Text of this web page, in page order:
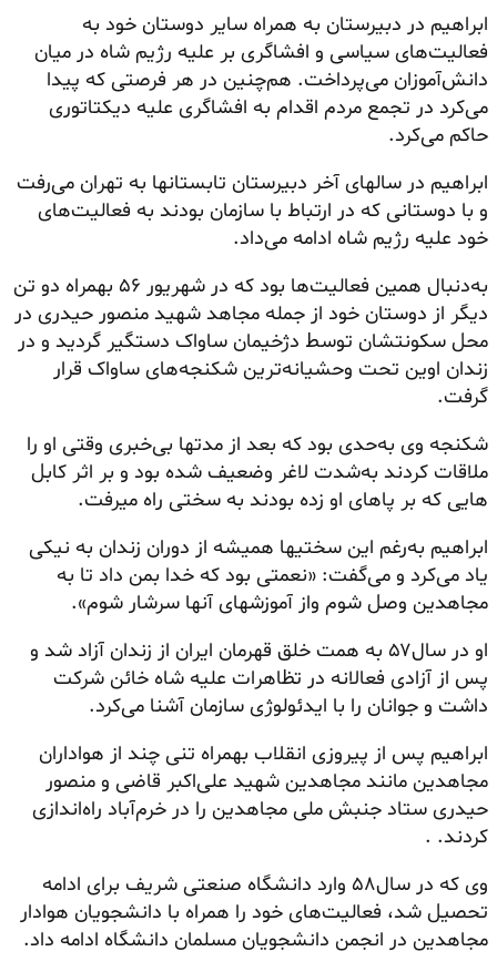
ابراهیم در دبیرستان به همراه سایر دوستان خود به
فعالیت‌های سیاسی و افشاگری بر علیه رژیم شاه در میان
دانش‌آموزان می‌پرداخت. هم‌چنین در هر فرصتی که پیدا
می‌کرد در تجمع مردم اقدام به افشاگری علیه دیکتاتوری
حاکم می‌کرد.
ابراهیم در سالهای آخر دبیرستان تابستانها به تهران می‌رفت
و با دوستانی که در ارتباط با سازمان بودند به فعالیت‌های
خود علیه رژیم شاه ادامه می‌داد.
به‌دنبال همین فعالیت‌ها بود که در شهریور ۵۶ بهمراه دو تن
دیگر از دوستان خود از جمله مجاهد شهید منصور حیدری در
محل سکونتشان توسط دژخیمان ساواک دستگیر گردید و در
زندان اوین تحت وحشیانه‌ترین شکنجه‌های ساواک قرار
گرفت.
شکنجه وی به‌حدی بود که بعد از مدتها بی‌خبری وقتی او را
ملاقات کردند به‌شدت لاغر وضعیف شده بود و بر اثر کابل
هایی که بر پاهای او زده بودند به سختی راه میرفت.
ابراهیم به‌رغم این سختیها همیشه از دوران زندان به نیکی
یاد می‌کرد و می‌گفت: «نعمتی بود که خدا بمن داد تا به
مجاهدین وصل شوم واز آموزشهای آنها سرشار شوم».
او در سال۵۷ به همت خلق قهرمان ایران از زندان آزاد شد و
پس از آزادی فعالانه در تظاهرات علیه شاه خائن شرکت
داشت و جوانان را با ایدئولوژی سازمان آشنا می‌کرد.
ابراهیم پس از پیروزی انقلاب بهمراه تنی چند از هواداران
مجاهدین مانند مجاهدین شهید علی‌اکبر قاضی و منصور
حیدری ستاد جنبش ملی مجاهدین را در خرم‌آباد راه‌اندازی
کردند. .
وی که در سال۵۸ وارد دانشگاه صنعتی شریف برای ادامه
تحصیل شد، فعالیت‌های خود را همراه با دانشجویان هوادار
مجاهدین در انجمن دانشجویان مسلمان دانشگاه ادامه داد.